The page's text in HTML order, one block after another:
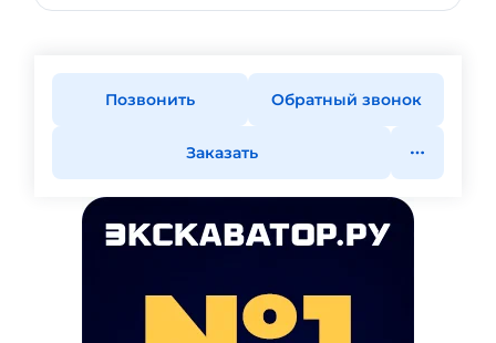
Позвонить Обратный звонок
Заказать